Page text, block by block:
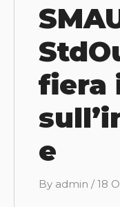
fiera
e
B
By admin /18